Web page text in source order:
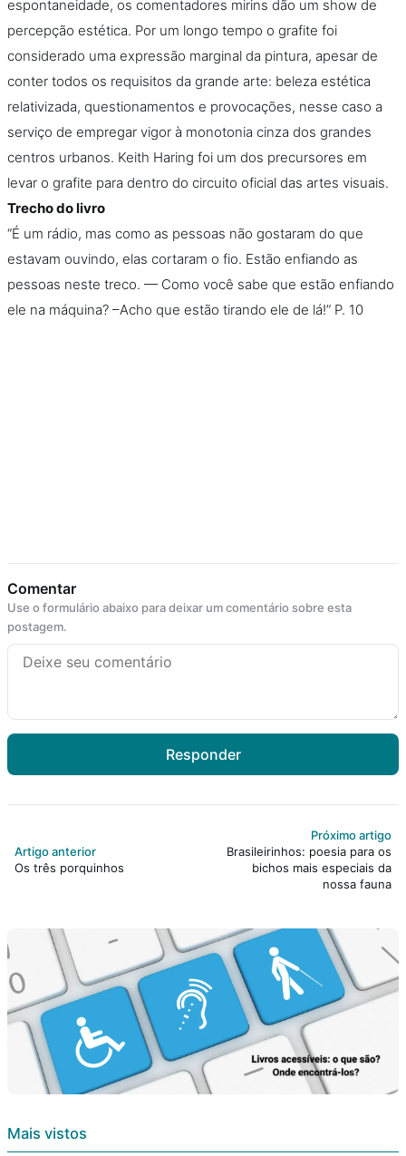
espontaneidade, os comentadores mirins dão um show de
percepção estética. Por um longo tempo o grafite foi
considerado uma expressão marginal da pintura, apesar de
conter todos os requisitos da grande arte: beleza estética
relativizada, questionamentos e provocações, nesse caso a
serviço de empregar vigor à monotonia cinza dos grandes
centros urbanos. Keith Haring foi um dos precursores em
levar o grafite para dentro do circuito oficial das artes visuais.
Trecho do livro
“É um rádio, mas como as pessoas não gostaram do que
estavam ouvindo, elas cortaram o fio. Estão enfiando as
pessoas neste treco. — Como você sabe que estão enfiando
ele na máquina? –Acho que estão tirando ele de lá!” P. 10
Comentar
Use o formulário abaixo para deixar um comentário sobre esta
postagem.
Responder
Artigo anterior
Os três porquinhos
Próximo artigo
Brasileirinhos: poesia para os
bichos mais especiais da
nossa fauna
Mais vistos